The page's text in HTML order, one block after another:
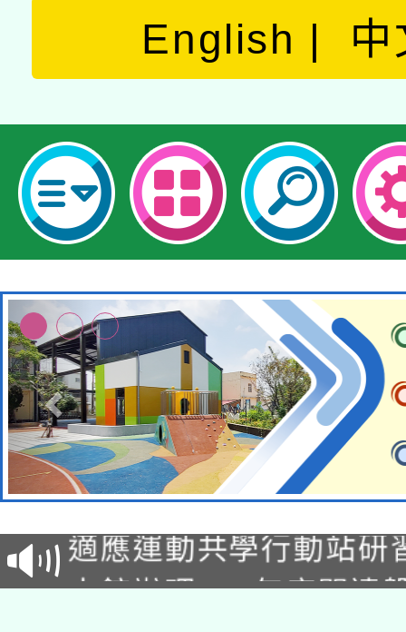
English 中
本校115學年度第2次
招甄選結果公告(無人
招)
適應運動共學行動站研
本館辦理115年度閱讀